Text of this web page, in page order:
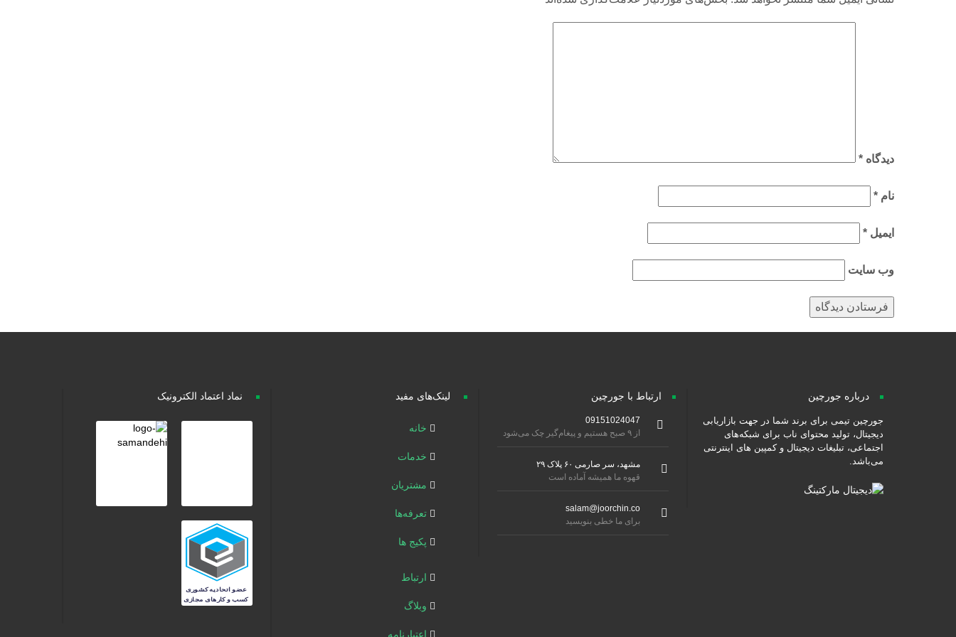
دیدگاه *
نام *
ایمیل *
وب‌ سایت
درباره جورچین
جورچین تیمی برای برند شما در جهت بازاریابی
دیجیتال، تولید محتوای ناب برای شبکه‌های
اجتماعی، تبلیغات دیجیتال و کمپین های اینترنتی
می‌باشد.
ارتباط با جورچین
09151024047
از ۹ صبح هستیم و پیغام‌گیر چک می‌شود
مشهد، سر صارمی ۶۰ پلاک ۲۹
قهوه ما همیشه آماده است
salam@joorchin.co
برای ما خطی بنویسید
لینک‌های مفید
خانه
خدمات
مشتریان
تعرفه‌ها
پکیج ها
ارتباط
وبلاگ
اعتبارنامه
نماد اعتماد الکترونیک